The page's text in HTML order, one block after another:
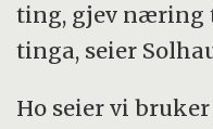
ting, gjev næring
tinga, seier
Ho seier vi